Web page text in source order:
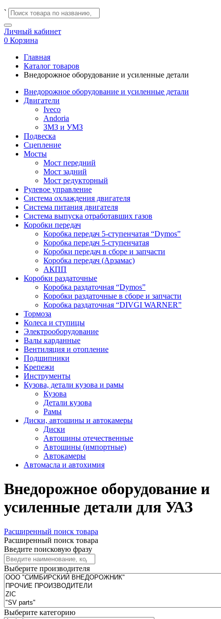
`
Личный кабинет
0 Корзина
Главная
Каталог товаров
Внедорожное оборудование и усиленные детали
Внедорожное оборудование и усиленные детали
Двигатели
Iveco
Andoria
ЗМЗ и УМЗ
Подвеска
Сцепление
Мосты
Мост передний
Мост задний
Мост редукторный
Рулевое управление
Система охлаждения двигателя
Система питания двигателя
Система выпуска отработавших газов
Коробки передач
Коробка передач 5-ступенчатая “Dymos”
Коробка передач 5-ступенчатая
Коробки передач в сборе и запчасти
Коробка передач (Арзамас)
АКПП
Коробки раздаточные
Коробка раздаточная “Dymos”
Коробки раздаточные в сборе и запчасти
Коробка раздаточная “DIVGI WARNER”
Тормоза
Колеса и ступицы
Электрооборудование
Валы карданные
Вентиляция и отопление
Подшипники
Крепежи
Инструменты
Кузова, детали кузова и рамы
Кузова
Детали кузова
Рамы
Диски, автошины и автокамеры
Диски
Автошины отечественные
Автошины (импортные)
Автокамеры
Автомасла и автохимия
Внедорожное оборудование и
усиленные детали для УАЗ
Расширенный поиск товара
Расширенный поиск товара
Введите поисковую фразу
Выберите производителя
Выберите категорию